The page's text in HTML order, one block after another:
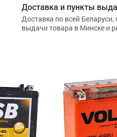
Доставка и пункты
Доставка по всей
выдачи товара в Минске и